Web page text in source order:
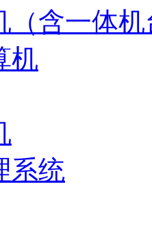
（含一体
机
系统